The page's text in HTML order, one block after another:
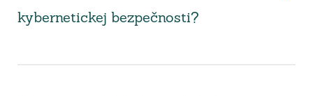
kybernetickej bezpečnosti?